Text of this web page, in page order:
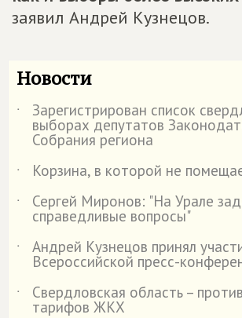
заявил Андрей Кузнецов.
Новости
˙ Зарегистрирован список
выборах депутатов
Собрания региона
˙
Корзина, в которой не
˙
Сергей Миронов: "На Урале
справедливые вопросы"
˙
Андрей Кузнецов принял
Всероссийской пресс-
˙
Свердловская область –
тарифов ЖКХ